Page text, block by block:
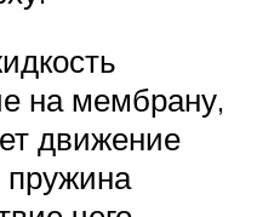
на мембрану,
движение
пружина